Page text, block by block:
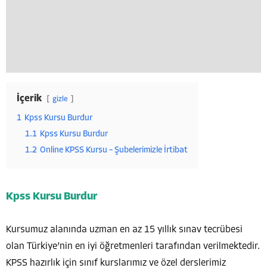
İçerik gizle
1 Kpss Kursu Burdur
1.1 Kpss Kursu Burdur
1.2 Online KPSS Kursu – Şubelerimizle İrtibat
Kpss Kursu Burdur
Kursumuz alanında uzman en az 15 yıllık sınav tecrübesi
olan Türkiye’nin en iyi öğretmenleri tarafından verilmektedir.
KPSS hazırlık için sınıf kurslarımız ve özel derslerimiz